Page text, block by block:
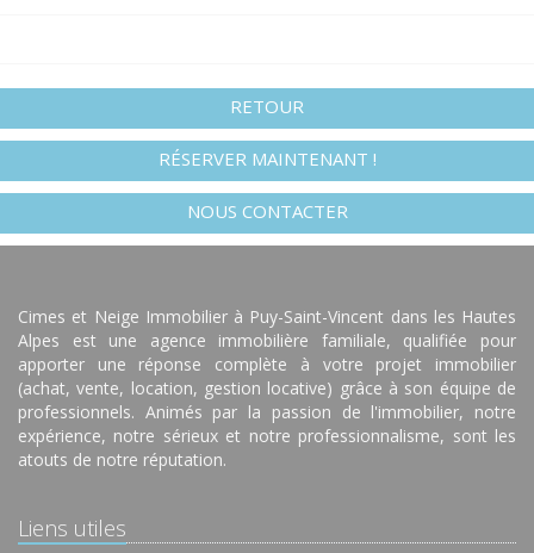
RETOUR
RÉSERVER MAINTENANT !
NOUS CONTACTER
Cimes et Neige Immobilier à Puy-Saint-Vincent dans les Hautes
Alpes est une agence immobilière familiale, qualifiée pour
apporter une réponse complète à votre projet immobilier
(achat, vente, location, gestion locative) grâce à son équipe de
professionnels. Animés par la passion de l'immobilier, notre
expérience, notre sérieux et notre professionnalisme, sont les
atouts de notre réputation.
Liens utiles